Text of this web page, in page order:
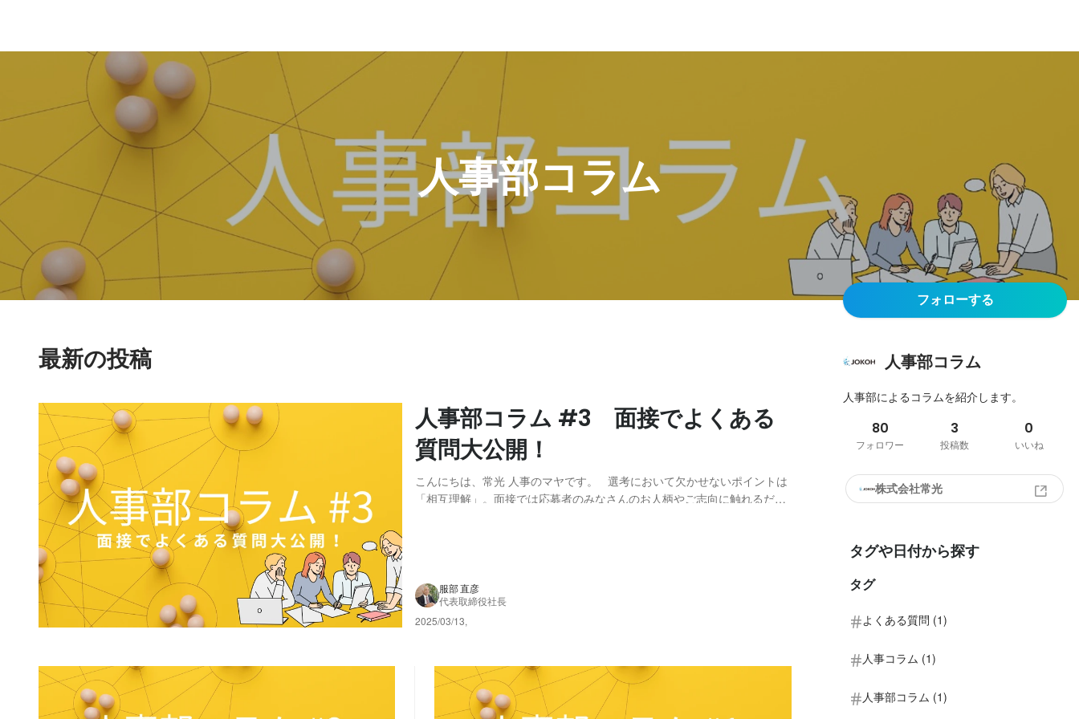
人事部コラム
最新の投稿
人事部コラム #3 面接でよくある
質問大公開！
こんにちは、常光 人事のマヤです。 選考において欠かせないポイントは
「相互理解」。面接では応募者のみなさんのお人柄やご志向に触れるだけ
服部 直彦
代表取締役社長
2025/03/13,
フォローする
人事部コラム
人事部によるコラムを紹介します。
80
フォロワー
3
投稿数
0
いいね
株式会社常光
タグや日付から探す
タグ
よくある質問 (1)
人事コラム (1)
人事部コラム (1)